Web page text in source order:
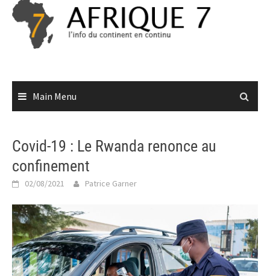
Skip
content
Main Menu
Covid-19 : Le Rwanda renonce au
confinement
02/08/2021 Patrice Garner